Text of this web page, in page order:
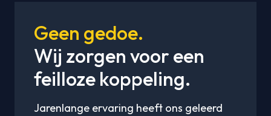
Geen gedoe.
Wij zorgen voor een
feilloze koppeling.
Jarenlange ervaring heeft ons geleerd